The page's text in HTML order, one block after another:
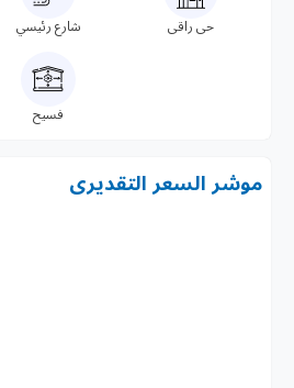
حى راقى شارع رئيسي
فسيح
موشر السعر التقديرى